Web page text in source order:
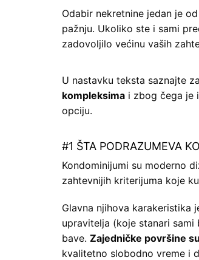
Odabir nekretnine jedan je
pažnju. Ukoliko ste i sami
zadovoljilo većinu vaših
U nastavku teksta saznajte
kompleksima i zbog čega je
opciju.
#1 ŠTA PODRAZUMEVA
Kondominijumi su moderno
zahtevnijih kriterijuma koje
Glavna njihova karakeristika
upravitelja (koje stanari
bave. Zajedničke površine
kvalitetno slobodno vreme i